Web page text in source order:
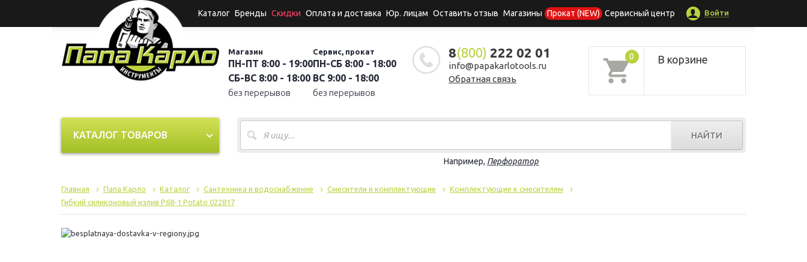
Каталог Бренды Скидки Оплата и доставка Юр. лицам Оставить отзыв Магазины Прокат (NEW) Сервисный центр Войти
Магазин
ПН-ПТ 8:00 - 19:00
СБ-ВС 8:00 - 18:00
без перерывов
Сервис, прокат
ПН-СБ 8:00 - 18:00
ВС 9:00 - 18:00
без перерывов
8(800) 222 02 01
info@papakarlotools.ru
Обратная связь
0 В корзине
НАЙТИ
Например, Перфоратор
КАТАЛОГ ТОВАРОВ
Главная Папа Карло Каталог Сантехника и водоснабжение Смесители и комплектующие
Комплектующие к смесителям
Гибкий силиконовый излив P68-1 Potato 022817